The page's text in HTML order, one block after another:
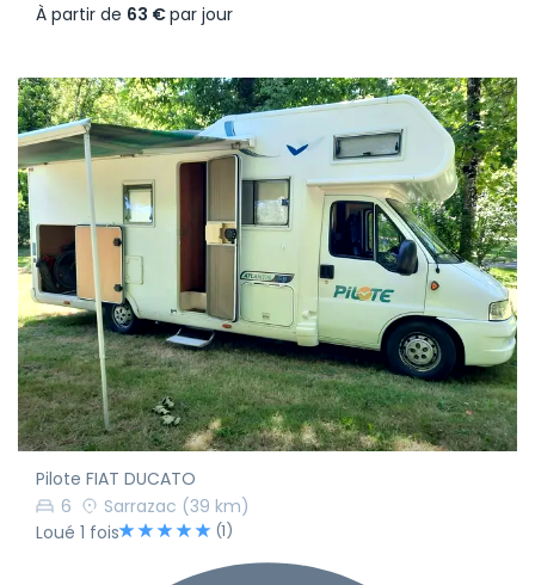
À partir de 63 €par jour
Pilote FIAT DUCATO
6
Sarrazac (39 km)
Loué 1 fois
(1)